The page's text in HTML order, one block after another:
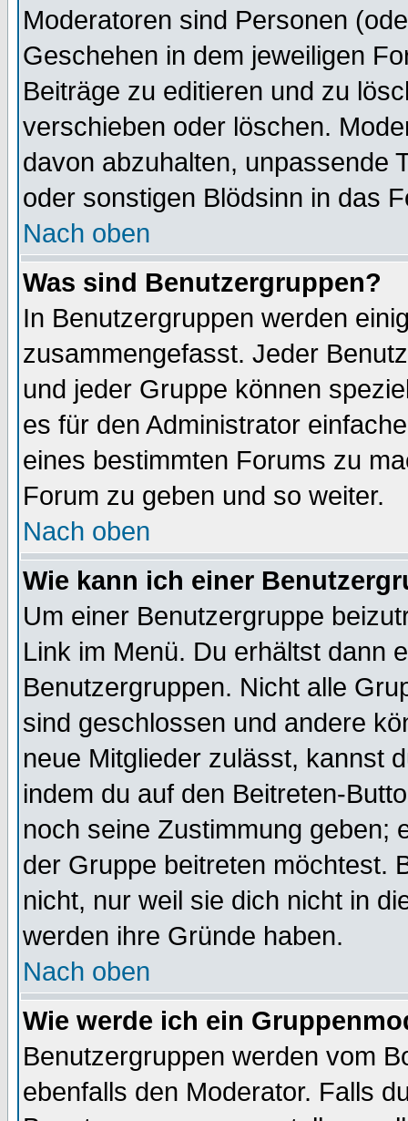
Moderatoren sind Personen
Geschehen in dem jeweiligen
Beiträge zu editieren und zu
verschieben oder löschen.
davon abzuhalten, unpassende
oder sonstigen Blödsinn in das
Nach oben
Was sind Benutzergruppen?
In Benutzergruppen werden
zusammengefasst. Jeder
und jeder Gruppe können
es für den Administrator
eines bestimmten Forums zu
Forum zu geben und so weiter.
Nach oben
Wie kann ich einer
Um einer Benutzergruppe
Link im Menü. Du erhältst dann
Benutzergruppen. Nicht alle
sind geschlossen und andere
neue Mitglieder zulässt, kannst
indem du auf den Beitreten-
noch seine Zustimmung geben;
der Gruppe beitreten möchtest.
nicht, nur weil sie dich nicht in
werden ihre Gründe haben.
Nach oben
Wie werde ich ein
Benutzergruppen werden vom
ebenfalls den Moderator. Falls